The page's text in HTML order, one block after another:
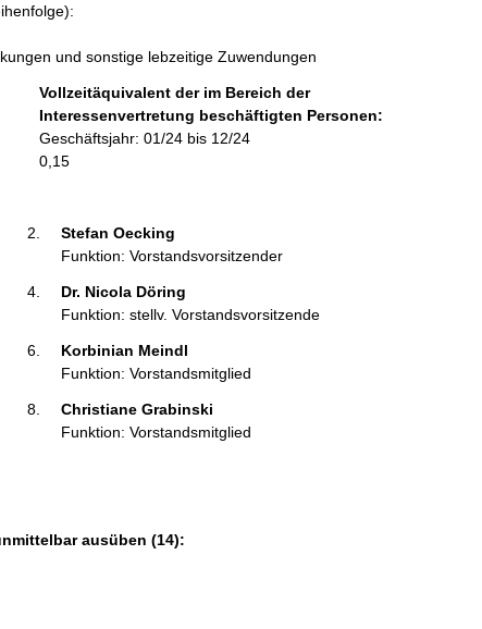
t
n
f
o
r
m
e
und sonstige lebzeitige Zuwendungen
Vollzeitäquivalent der im Bereich der
Interessenvertretung beschäftigten Personen:
Geschäftsjahr: 01/24 bis 12/24
0,15
Stefan Oecking
Funktion: Vorstandsvorsitzender
Dr. Nicola Döring
Funktion: stellv. Vorstandsvorsitzende
Korbinian Meindl
Funktion: Vorstandsmitglied
Christiane Grabinski
Funktion: Vorstandsmitglied
ausüben (14):